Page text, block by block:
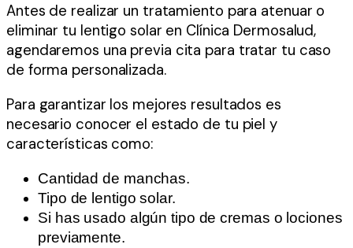
Antes de realizar un tratamiento para atenuar o
eliminar tu lentigo solar en Clínica Dermosalud,
agendaremos una previa cita para tratar tu caso
de forma personalizada.
Para garantizar los mejores resultados es
necesario conocer el estado de tu piel y
características como:
Cantidad de manchas.
Tipo de lentigo solar.
Si has usado algún tipo de cremas o lociones
previamente.